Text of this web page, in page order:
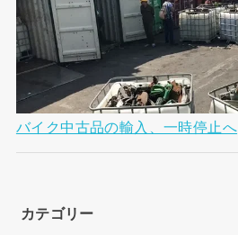
バイク中古品の輸入、一時停止へ
カテゴリー